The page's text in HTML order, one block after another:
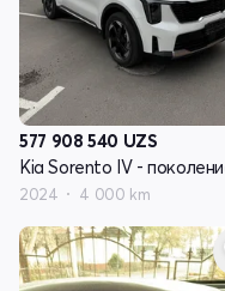
577 908 540 UZS
2024 4 000 km